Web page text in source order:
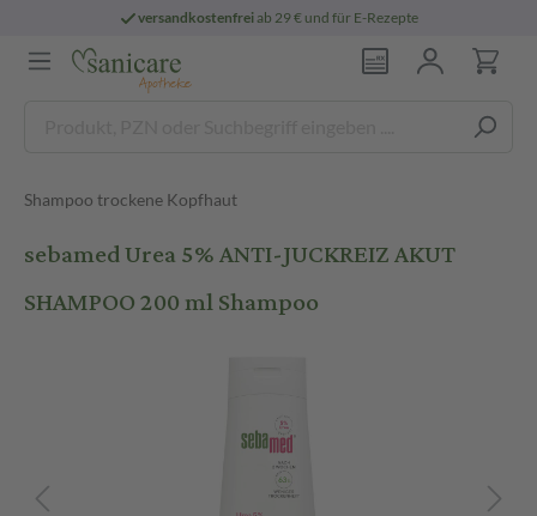
versandkostenfreiab 29 € und für E-Rezepte
Shampoo trockene Kopfhaut
sebamed Urea 5% ANTI-JUCKREIZ AKUT
SHAMPOO 200 ml Shampoo